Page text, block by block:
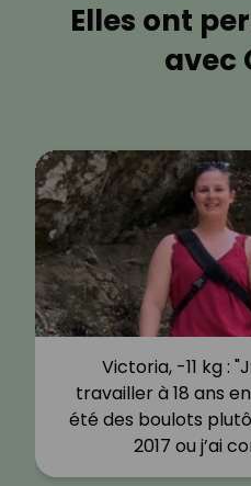
Elles ont
avec
Victoria, -11 kg :
travailler à 18 ans
été des boulots
2017 ou j’ai